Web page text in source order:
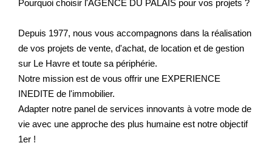
Pourquoi choisir l'AGENCE DU PALAIS pour vos projets ?
Depuis 1977, nous vous accompagnons dans la réalisation
de vos projets de vente, d'achat, de location et de gestion
sur Le Havre et toute sa périphérie.
Notre mission est de vous offrir une EXPERIENCE
INEDITE de l'immobilier.
Adapter notre panel de services innovants à votre mode de
vie avec une approche des plus humaine est notre objectif
1er !